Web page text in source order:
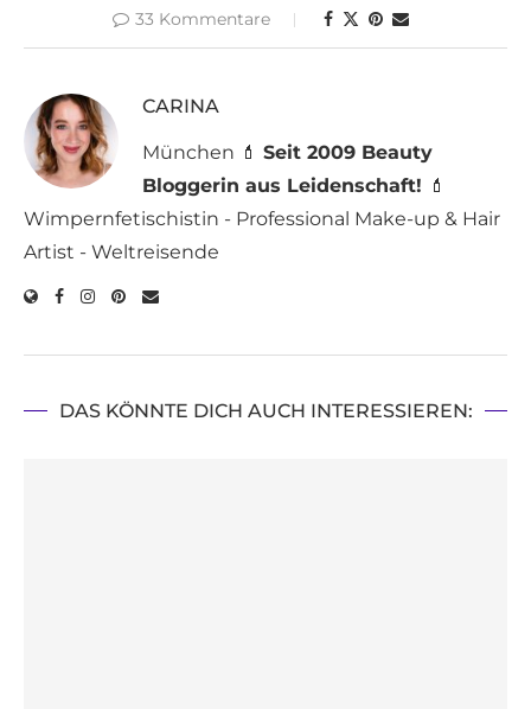
33 Kommentare
CARINA
München 💄 Seit 2009 Beauty
Bloggerin aus Leidenschaft! 💄
Wimpernfetischistin - Professional Make-up & Hair
Artist - Weltreisende
DAS KÖNNTE DICH AUCH INTERESSIEREN: